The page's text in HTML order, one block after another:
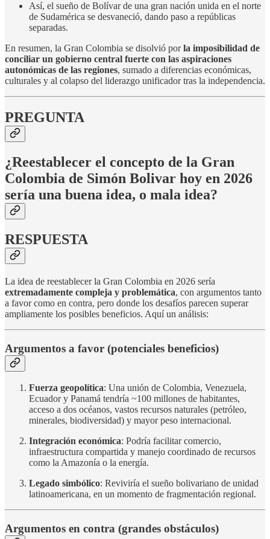
Así, el sueño de Bolívar de una gran nación unida en el norte
de Sudamérica se desvaneció, dando paso a repúblicas
separadas.
En resumen, la Gran Colombia se disolvió porla imposibilidad de
conciliar un gobierno central fuerte con las aspiraciones
autonómicas de las regiones, sumado a diferencias económicas,
culturales y al colapso del liderazgo unificador tras la independencia.
PREGUNTA
¿Reestablecer el concepto de la Gran
Colombia de Simón Bolivar hoy en 2026
sería una buena idea, o mala idea?
RESPUESTA
La idea de reestablecer la Gran Colombia en 2026 sería
extremadamente compleja y problemática, con argumentos tanto
a favor como en contra, pero donde los desafíos parecen superar
ampliamente los posibles beneficios. Aquí un análisis:
Argumentos a favor (potenciales beneficios)
Fuerza geopolítica: Una unión de Colombia, Venezuela,
Ecuador y Panamá tendría ~100 millones de habitantes,
acceso a dos océanos, vastos recursos naturales (petróleo,
minerales, biodiversidad) y mayor peso internacional.
Integración económica: Podría facilitar comercio,
infraestructura compartida y manejo coordinado de recursos
como la Amazonía o la energía.
Legado simbólico: Reviviría el sueño bolivariano de unidad
latinoamericana, en un momento de fragmentación regional.
Argumentos en contra (grandes obstáculos)